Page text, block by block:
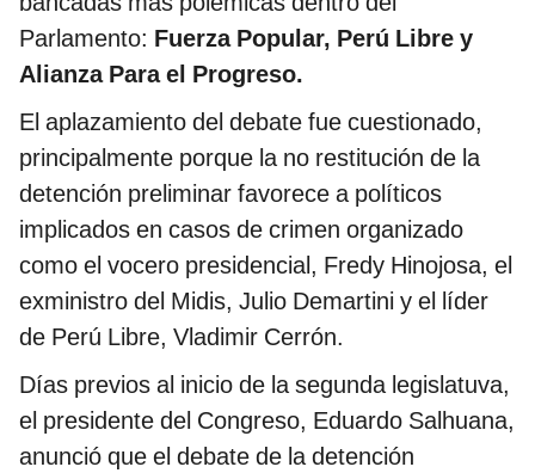
Parlamento: Fuerza Popular, Perú Libre y
Alianza Para el Progreso.
El aplazamiento del debate fue cuestionado,
principalmente porque la no restitución de la
detención preliminar favorece a políticos
implicados en casos de crimen organizado
como el vocero presidencial, Fredy Hinojosa, el
exministro del Midis, Julio Demartini y el líder
de Perú Libre, Vladimir Cerrón.
Días previos al inicio de la segunda legislatuva,
el presidente del Congreso, Eduardo Salhuana,
anunció que el debate de la detención